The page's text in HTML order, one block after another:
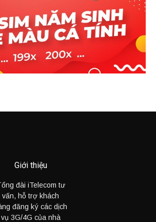
Giới thiệu
đài iTelecom tư
vấn, hỗ trợ khách
đăng ký các dịch
vụ 3G/4G của nhà